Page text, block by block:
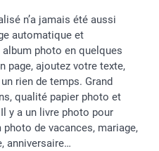
n’a jamais été aussi
automatique et
photo en quelques
page, ajoutez votre texte,
rien de temps. Grand
qualité papier photo et
y a un livre photo pour
de vacances, mariage,
anniversaire…